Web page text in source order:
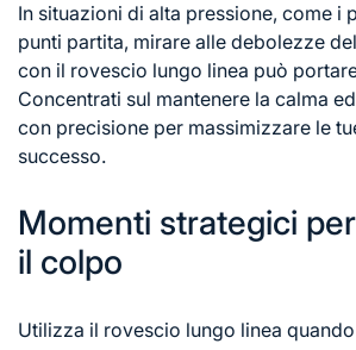
In situazioni di alta pressione, come i
punti partita, mirare alle debolezze
con il rovescio lungo linea può
Concentrati sul mantenere la calma
con precisione per massimizzare le
successo.
Momenti strategici
il colpo
Utilizza il rovescio lungo linea quando